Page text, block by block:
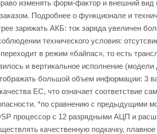
изменять форм-фактор и внешний вид
Подробнее о функционале и
АКБ: ток заряда увеличен
технического условия:
в режим «байпас», то есть
и вертикальное исполнение (модели
большой объем информации: 3
ЕС, что означает соответствие
*по сравнению с предыдущими
с 12 разрядными АЦП и
качественную подкачку,